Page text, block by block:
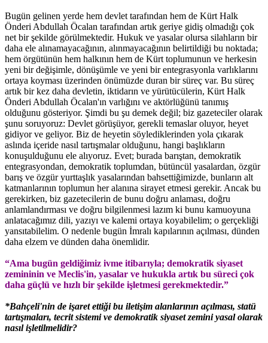
Bugün gelinen yerde hem devlet tarafından hem de Kürt Halk
Önderi Abdullah Öcalan tarafından artık geriye gidiş olmadığı çok
net bir şekilde görülmektedir. Hukuk ve yasalar olursa silahların bir
daha ele alınamayacağının, alınmayacağının belirtildiği bu noktada;
hem örgütünün hem halkının hem de Kürt toplumunun ve herkesin
yeni bir değişimle, dönüşümle ve yeni bir entegrasyonla varlıklarını
ortaya koyması üzerinden önümüzde duran bir süreç var. Bu süreç
artık bir kez daha devletin, iktidarın ve yürütücülerin, Kürt Halk
Önderi Abdullah Öcalan'ın varlığını ve aktörlüğünü tanımış
olduğunu gösteriyor. Şimdi bu şu demek değil; biz gazeteciler olarak
şunu soruyoruz: Devlet görüşüyor, gerekli temaslar oluyor, heyet
gidiyor ve geliyor. Biz de heyetin söylediklerinden yola çıkarak
aslında içeride nasıl tartışmalar olduğunu, hangi başlıkların
konuşulduğunu ele alıyoruz. Evet; burada barıştan, demokratik
entegrasyondan, demokratik toplumdan, bütüncül yasalardan, özgür
barış ve özgür yurttaşlık yasalarından bahsettiğimizde, bunların alt
katmanlarının toplumun her alanına sirayet etmesi gerekir. Ancak bu
gerekirken, biz gazetecilerin de bunu doğru anlaması, doğru
anlamlandırması ve doğru bilgilenmesi lazım ki bunu kamuoyuna
anlatacağımız dili, yazıyı ve kalemi ortaya koyabilelim; o gerçekliği
yansıtabilelim. O nedenle bugün İmralı kapılarının açılması, dünden
daha elzem ve dünden daha önemlidir.
“Ama bugün geldiğimiz ivme itibarıyla; demokratik siyaset
zemininin ve Meclis'in, yasalar ve hukukla artık bu süreci çok
daha güçlü ve hızlı bir şekilde işletmesi gerekmektedir.”
*Bahçeli'nin de işaret ettiği bu iletişim alanlarının açılması, statü
tartışmaları, tecrit sistemi ve demokratik siyaset zemini yasal olarak
nasıl işletilmelidir?